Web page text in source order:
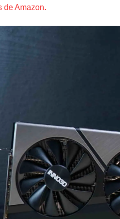
de Amazon.